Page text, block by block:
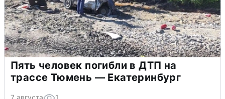
Пять человек погибли в ДТП на
трассе Тюмень — Екатеринбург
7 августа 1